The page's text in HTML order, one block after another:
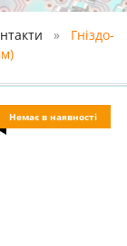
Гніздо-
Немає в наявності